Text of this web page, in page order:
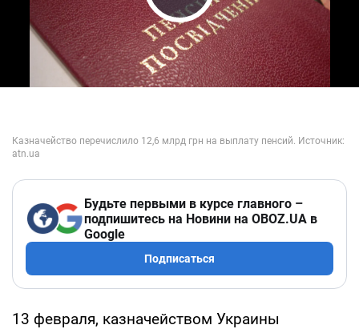
Play Video
Будьте первыми в курсе главного –
подпишитесь на Новини на OBOZ.UA в
Google
Подписаться
13 февраля, казначейством Украины